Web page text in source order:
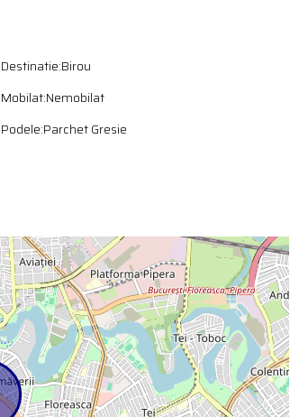
Destinatie:Birou
Mobilat:Nemobilat
Podele:Parchet Gresie